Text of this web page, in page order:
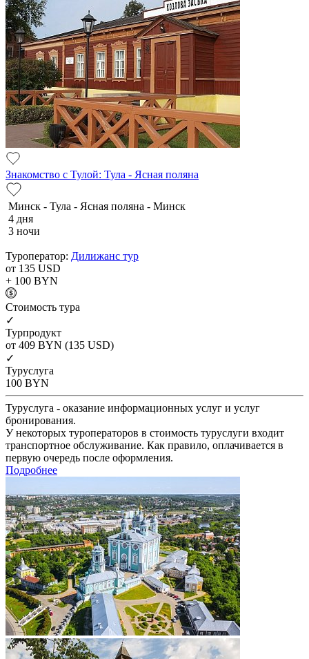
Знакомство с Тулой: Тула - Ясная поляна
Минск - Тула - Ясная поляна - Минск
4 дня
3 ночи
Туроператор: Дилижанс тур
от 135 USD
+ 100 BYN
Cтоимость тура
✓
Турпродукт
от 409 BYN (135 USD)
✓
Туруслуга
100 BYN
Туруслуга - оказание информационных услуг и услуг
бронирования.
У некоторых туроператоров в стоимость туруслуги входит
транспортное обслуживание. Как правило, оплачивается в
первую очередь после оформления.
Подробнее